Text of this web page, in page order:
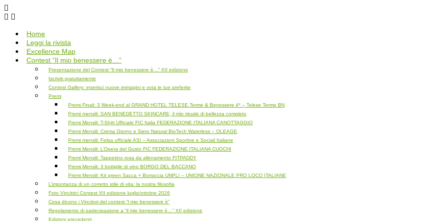
Salta
al
Home
Leggi la rivista
Excellence Map
Contest “Il mio benessere è…”
Presentazione del Contest “Il mio benessere è…” XII edizione
Iscriviti gratuitamente
Contest Gallery: inserisci nuove immagini e vota le tue preferite
Premi
Premi Finali: 3 Week-end al GRAND HOTEL TELESE Terme & Benessere 4* – Telese Terme BN
Premi mensili: SAN BENEDETTO SKINCARE, il mio rituale di bellezza completo
Premi Mensili: T-Shirt Ufficiale FIC Italia FEDERAZIONE ITALIANA CANOTTAGGIO
Premi Mensili: Crema Giorno e Siero Natural BioTech Waterless – OLEAGE
Premi mensili: Felpa ufficiale ASI – Associazioni Sportive e Sociali Italiane
Premi Mensili: L’Opera del Gusto FIC FEDERAZIONE ITALIANA CUOCHI
Premi Mensili: Tappetino rosa da allenamento FITPADDY
Premi Mensili: 3 bottiglie di vino BORGO DEL BACCANO
Premi Mensili: Kit green Sacca + Borraccia UNPLI – UNIONE NAZIONALE PRO LOCO ITALIANE
L’importanza di un corretto stile di vita: la nostra filosofia
Foto Vincitrici Contest XII edizione luglio/ottobre 2026
Cosa dicono i Vincitori del contest “l mio benessere è”
Regolamento di partecipazione a “il mio benessere è…” XII edizione
Edizioni precedenti